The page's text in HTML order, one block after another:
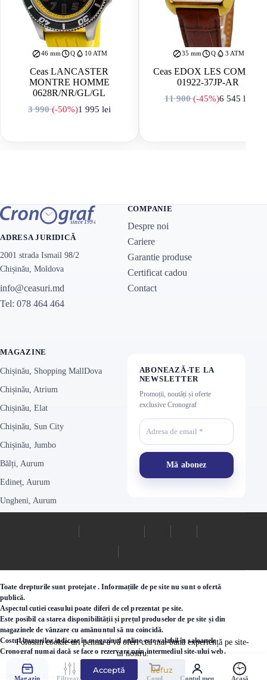
Folosim cookie-uri pentru a vă oferi cea mai bună experiență pe site-
ul nostru.
Acceptă Refuz
46 mm Q 10 ATM
Ceas LANCASTER
MONTRE HOMME
0628R/NR/GL/GL
3 990(-50%)
Prețul inițial a fost: 3 990 lei.
1 995 lei
Prețul curent este: 1 995 lei.
35 mm Q 3 ATM
Ceas EDOX LES COMBES
01922-37JP-AR
11 900(-45%)
Prețul inițial a
6 545 lei
Prețul curent
ADRESA JURIDICĂ
2001 strada Ismail 98/2
Chișinău, Moldova
info@ceasuri.md
Tel: 078 464 464
COMPANIE
Despre noi
Cariere
Garantie produse
Certificat cadou
Contact
MAGAZINE
Chișinău, Shopping MallDova
Chișinău, Atrium
Chișinău, Elat
Chișinău, Sun City
Chișinău, Jumbo
Bălți, Aurum
Edineț, Aurum
Ungheni, Aurum
ABONEAZĂ-TE LA
NEWSLETTER
Promoții, noutăți și oferte
exclusive Cronograf
Toate drepturile sunt protejate . Informațiile de pe site nu sunt o ofertă
publică.
Aspectul cutiei ceasului poate diferi de cel prezentat pe site.
Este posibil ca starea disponibilității și prețul produselor de pe site și din
magazinele de vânzare cu amănuntul să nu coincidă.
Costul bunurilor indicate în magazinul online este valabil în saloanele
Cronograf numai dacă se face o rezervare prin intermediul site-ului web.
©2000 - 2026 Ceasuri.md
Magazin Filtrează Coșul Contul meu Acasă